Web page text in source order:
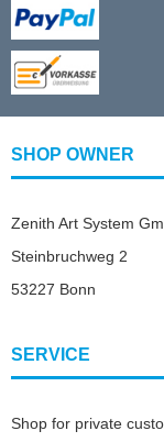
SHOP OWNER
Zenith Art System
Steinbruchweg 2
53227 Bonn
SERVICE
Shop for private